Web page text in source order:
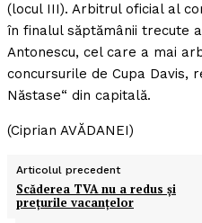
(locul III). Arbitrul oficial al
în finalul săptămânii trecute
Antonescu, cel care a mai
concursurile de Cupa Davis,
Năstase“ din capitală.
(Ciprian AVĂDANEI)
Articolul precedent
Scăderea TVA nu a redus şi
preţurile vacanţelor